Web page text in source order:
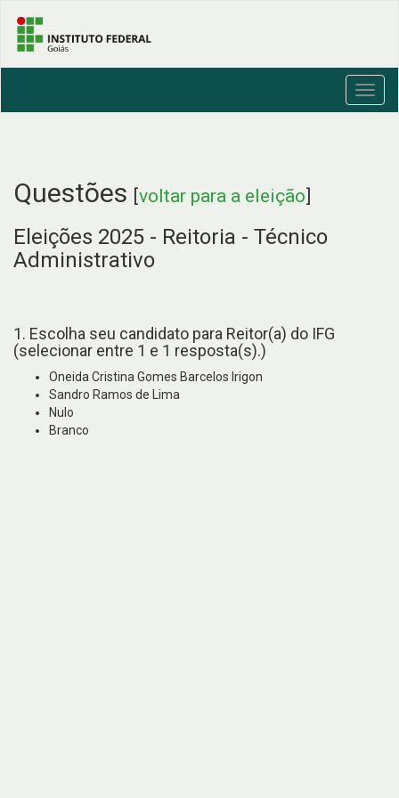
Questões [voltar para a eleição]
Eleições 2025 - Reitoria - Técnico
Administrativo
1. Escolha seu candidato para Reitor(a) do IFG
(selecionar entre 1 e 1 resposta(s).)
Oneida Cristina Gomes Barcelos Irigon
Sandro Ramos de Lima
Nulo
Branco